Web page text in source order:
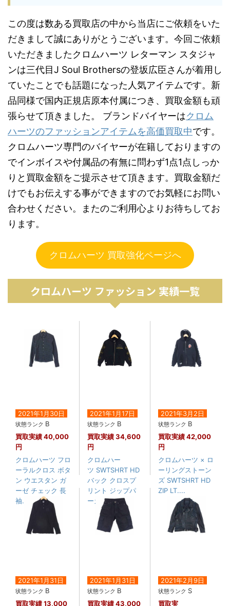
この度は数ある買取店の中から当店にご依頼をいた
だきまして誠にありがとうございます。今回ご依頼
いただきましたクロムハーツ レターマン スタジャ
ンは三代目J Soul Brothersの登坂広臣さんが着用し
ていたことでも話題になった人気アイテムです。新
品同様で国内正規店原本付属につき、買取金額も頑
張らせて頂きました。 ブランドバイヤーはクロム
ハーツのファッションアイテムを高価買取中です。
クロムハーツ専門のバイヤーが在籍しておりますの
でインボイスや付属品の有無に問わず1点1点しっか
りと買取金額をご提示させて頂きます。買取金額だ
けでもお伝えする事ができますのでお気軽にお問い
合わせください。またのご利用心よりお待ちしてお
ります。
クロムハーツ 買取強化ページへ
クロムハーツ ファッション 実績一覧
2021年1月30日
状態ランク B
買取実績40,000
円
クロムハーツ フロ
ーラルクロス ボタ
ン ウエスタン ガ
ーゼ チェック 長
袖....
2021年1月17日
状態ランク B
買取実績34,600
円
クロムハー
ツ SWTSHRT HD
バック クロスプ
リント ジップパ
ーカー
2021年3月2日
状態ランク B
買取実績42,000
円
クロムハーツ × ロ
ーリングストーン
ズ SWTSHRT HD
ZIP LT....
2021年1月31日
状態ランク B
買取実績13,000
2021年1月31日
状態ランク B
買取実績43,000
2021年2月9日
状態ランク S
買取実